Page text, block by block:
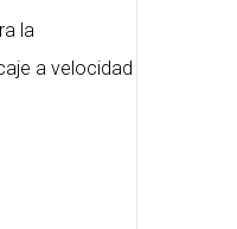
la
a velocidad